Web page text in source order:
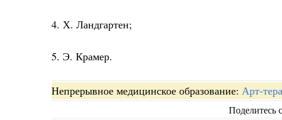
4. Х. Ландгартен;
5. Э. Крамер.
Непрерывное медицинское образование: Арт-
Поделитесь